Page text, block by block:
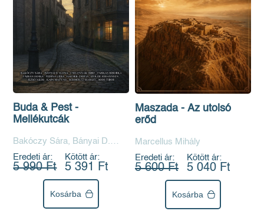
Buda & Pest -
Mellékutcák
Bakóczy Sára, Bányai D.
Ilona, Cselenyák Imre, Fábián
Janka, Farkas Bíborka,
Fedina Lídia, Hacsek Zsófia,
Izolde Johannsen, Jezsó
Ákos, Kapa Mátyás,
Schmöltz Margit, Soós Tibor
Eredeti ár:
5 990 Ft
Kötött ár:
5 391 Ft
Kosárba
Maszada - Az utolsó
erőd
Marcellus Mihály
Eredeti ár:
5 600 Ft
Kötött ár:
5 040 Ft
Kosárba